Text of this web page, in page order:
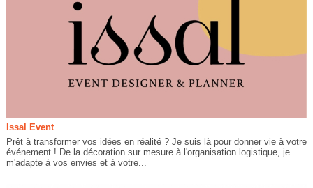
Issal Event
Prêt à transformer vos idées en réalité ? Je suis là pour donner vie à votre
événement ! De la décoration sur mesure à l'organisation logistique, je
m'adapte à vos envies et à votre...